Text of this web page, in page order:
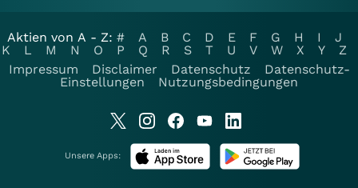
Aktien von A - Z: # A B C D E F G H I
J
K
L M N O P Q R S T U V W X Y
Z
Impressum
Disclaimer Datenschutz
Datenschutz-
Einstellungen
Nutzungsbedingungen
Unsere Apps: